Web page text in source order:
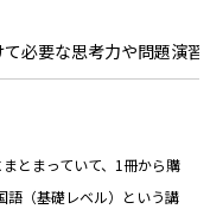
て必要な思考力や問題演
とまっていて、1冊から購
語（基礎レベル）という講